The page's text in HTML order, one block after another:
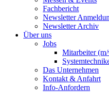
Fachbericht
Newsletter
Newsletter Archiv​
Über uns
Jobs
Mitarbeiter
Das Unternehmen
Kontakt & Anfahrt
Info-Anfordern